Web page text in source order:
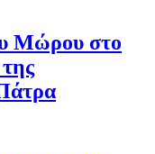
Μώρου στο